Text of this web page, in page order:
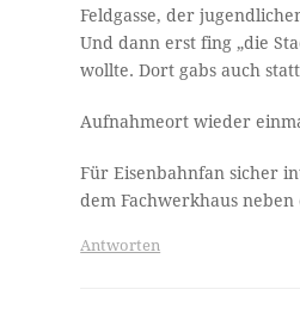
Feldgasse, der
Und dann erst fing „die
wollte. Dort gabs auch
Aufnahmeort wieder
Für Eisenbahnfan sicher
dem Fachwerkhaus
Antworten